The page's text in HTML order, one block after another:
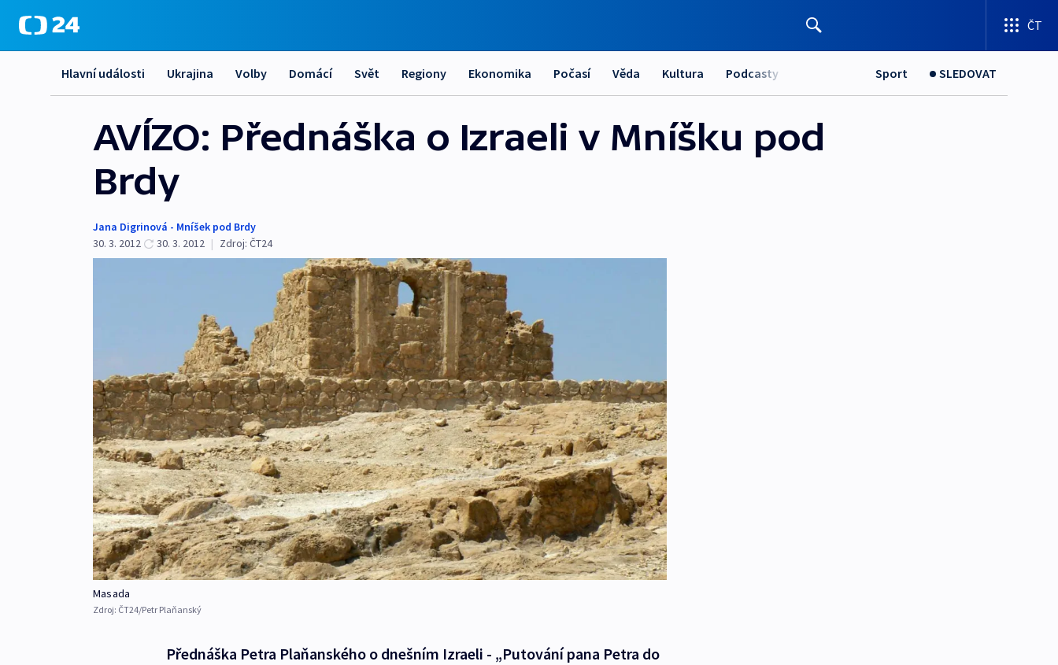
ČT
Hlavní události Ukrajina Volby Domácí Svět Regiony Ekonomika Počasí Věda Kultura Podcasty Sport SLEDOVAT
AVÍZO: Přednáška o Izraeli v Mníšku pod
Brdy
Jana Digrinová - Mníšek pod Brdy
30. 3. 2012
30. 3. 2012 | Zdroj: ČT24
Masada
Zdroj: ČT24/Petr Plaňanský
Přednáška Petra Plaňanského o dnešním Izraeli - „Putování pana Petra do